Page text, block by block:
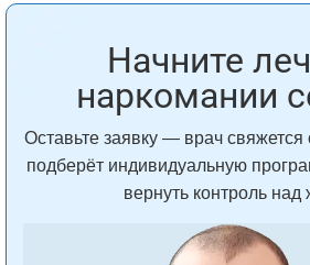
Начните
наркомании
Оставьте заявку — врач
подберёт индивидуальную
вернуть контроль над